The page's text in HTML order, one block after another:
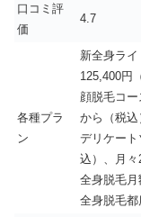
口コミ評
価
4.7
各種プラ
ン
新全身ラ
125,400円
顔脱毛コ
から（税込
デリケー
込）、月々
全身脱毛月
全身脱毛都